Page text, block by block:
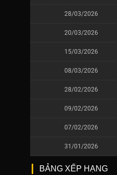
28/03/2026
20/03/2026
15/03/2026
08/03/2026
28/02/2026
09/02/2026
07/02/2026
31/01/2026
BẢNG XẾP HẠNG